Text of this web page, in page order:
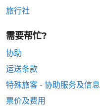
旅行社
需要帮忙?
协助
运送条款
特殊旅客 - 协助服务及信息
票价及费用